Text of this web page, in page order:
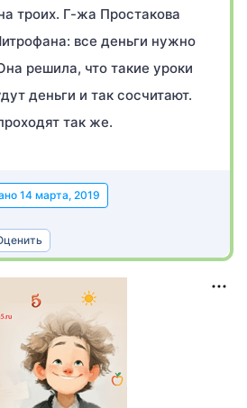
троих. Г-жа Простакова
все деньги нужно
решила, что такие уроки
деньги и так сосчитают.
так же.
14 марта, 2019